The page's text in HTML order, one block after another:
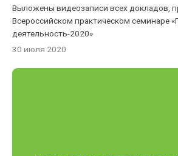
Выложены видеозаписи всех докладов,
Всероссийском практическом семинаре
деятельность-2020»
30 июля 2020